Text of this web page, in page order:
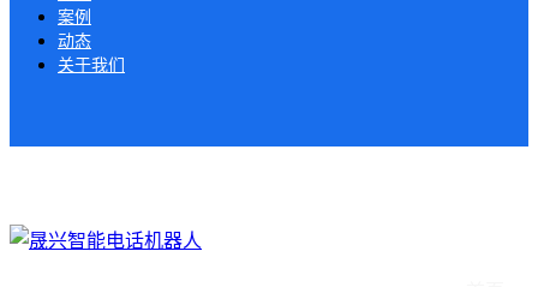
案例
动态
关于我们